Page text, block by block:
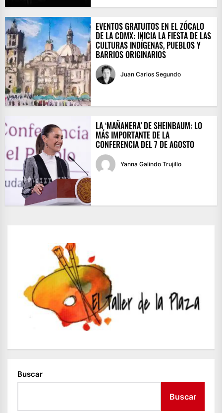
EVENTOS GRATUITOS EN EL ZÓCALO
DE LA CDMX: INICIA LA FIESTA DE LAS
CULTURAS INDÍGENAS, PUEBLOS Y
BARRIOS ORIGINARIOS
Juan Carlos Segundo
LA ‘MAÑANERA’ DE SHEINBAUM: LO
MÁS IMPORTANTE DE LA
CONFERENCIA DEL 7 DE AGOSTO
Yanna Galindo Trujillo
Buscar
Buscar